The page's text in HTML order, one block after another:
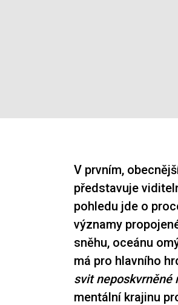
V prvním,
představuje
pohledu jde o
významy
sněhu, oceánu
má pro hlavního
svit neposkvrněné
mentální krajinu